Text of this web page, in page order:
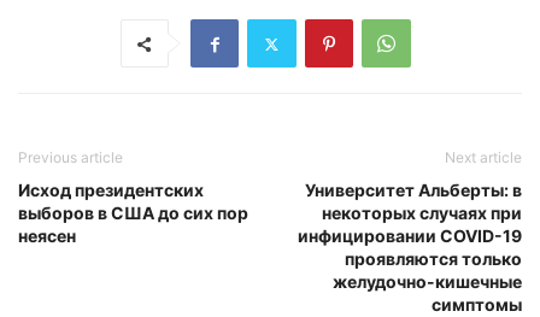
Previous article
Исход президентских
выборов в США до сих пор
неясен
Next article
Университет Альберты: в
некоторых случаях при
инфицировании COVID-19
проявляются только
желудочно-кишечные
симптомы